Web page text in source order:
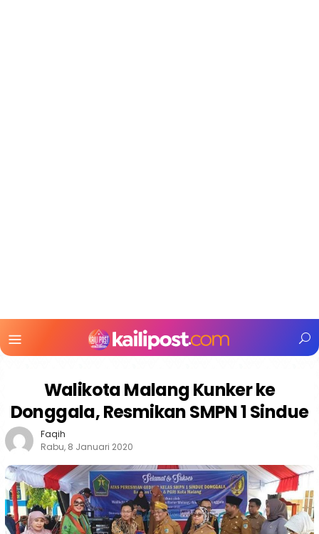
Mobile
Walikota Malang Kunker ke
Donggala, Resmikan SMPN 1 Sindue
Faqih
Rabu, 8 Januari 2020